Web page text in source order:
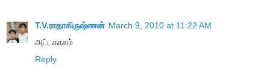
T.V.ராதாகிருஷ்ணன் March 9, 2010 at 11:22 AM
அட்டகாசம்
Reply